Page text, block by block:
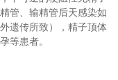
管、输精管后天感染如
遗传所致），精子顶体
等患者。